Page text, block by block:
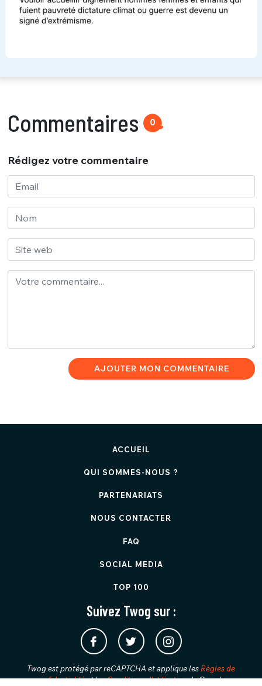
Commentaires 0
Rédigez votre commentaire
AJOUTER MON COMMENTAIRE
ACCUEIL
QUI SOMMES-NOUS ?
PARTENARIATS
NOUS CONTACTER
FAQ
SOCIAL MEDIA
TOP 100
Suivez Twog sur :
Twog est protégé par reCAPTCHA et applique lesRègles de
confidentialitéet lesConditions d'utilisationde Google.